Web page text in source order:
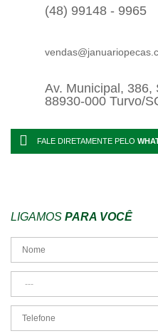
(48) 99148 - 9965
Av. Municipal, 386,
88930-000 Turvo/
FALE DIRETAMENTE PELO
LIGAMOS PARA VOCÊ